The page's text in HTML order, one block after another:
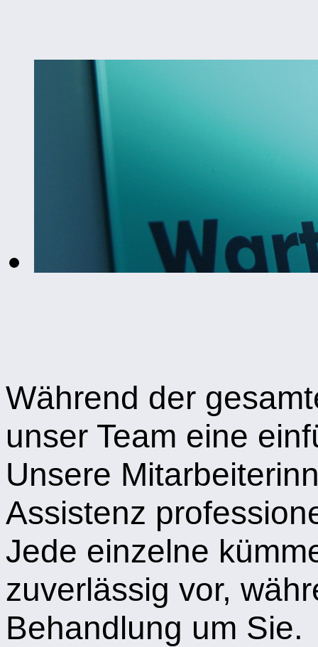
Während der
unser Team eine
Unsere
Assistenz
Jede einzelne
zuverlässig vor,
Behandlung um Sie.